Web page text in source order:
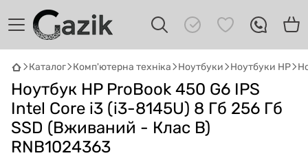
Каталог Комп'ютерна техніка Ноутбуки Ноутбуки HP
Ноутбук HP ProBook 450 G6 IPS
Intel Core i3 (i3-8145U) 8 Гб 256 Гб
SSD (Вживаний - Клас B)
RNB1024363
GAZIK AI
Онлайн · пошук техніки
Привіт! 👋 Я Gazik AI — допоможу
підібрати вживану комп'ютерну техніку.